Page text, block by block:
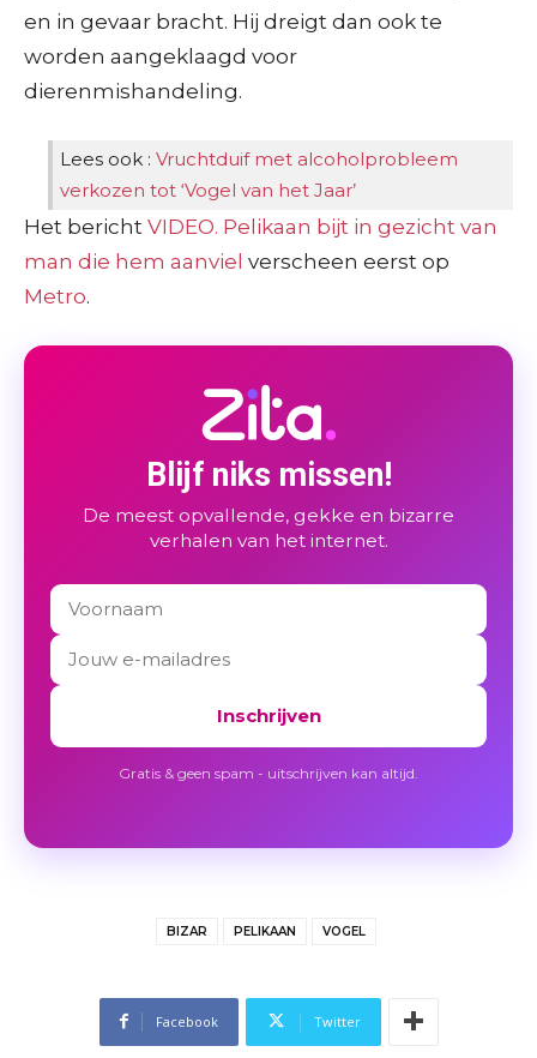
en in gevaar bracht. Hij dreigt dan ook te
worden aangeklaagd voor
dierenmishandeling.
Lees ook : Vruchtduif met alcoholprobleem
verkozen tot ‘Vogel van het Jaar’
Het bericht VIDEO. Pelikaan bijt in gezicht van
man die hem aanviel verscheen eerst op
Metro.
Blijf niks missen!
De meest opvallende, gekke en bizarre
verhalen van het internet.
Inschrijven
Gratis & geen spam - uitschrijven kan altijd.
BIZAR PELIKAAN VOGEL
Facebook Twitter